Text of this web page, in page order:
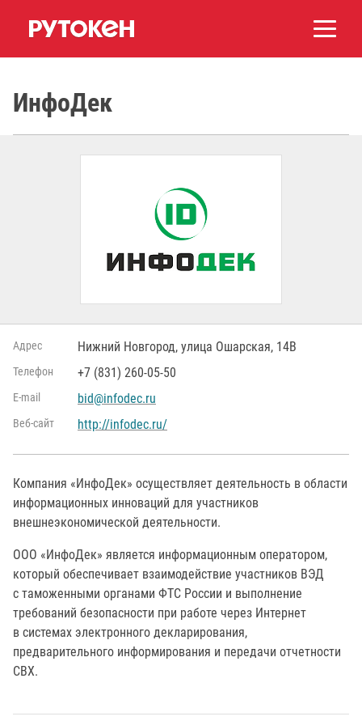
ИнфоДек
Адрес Нижний Новгород, улица Ошарская, 14В
Телефон +7 (831) 260-05-50
Е-mail bid@infodec.ru
Веб-сайт http://infodec.ru/
Компания «ИнфоДек» осуществляет деятельность в области
информационных инноваций для участников
внешнеэкономической деятельности.
ООО «ИнфоДек» является информационным оператором,
который обеспечивает взаимодействие участников ВЭД
с таможенными органами ФТС России и выполнение
требований безопасности при работе через Интернет
в системах электронного декларирования,
предварительного информирования и передачи отчетности
СВХ.